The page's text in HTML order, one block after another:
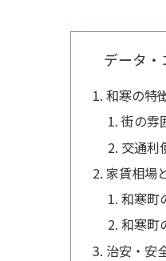
データ
和寒の特
街の雰
交通利
家賃相場
和寒町
和寒町
治安・安